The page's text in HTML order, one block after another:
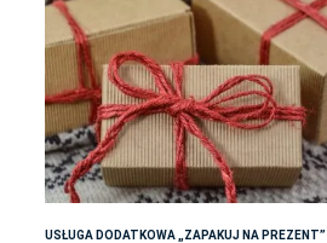
USŁUGA DODATKOWA „ZAPAKUJ NA PREZENT”